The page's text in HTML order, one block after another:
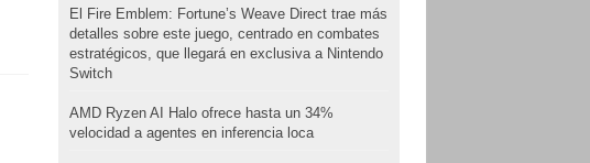
El Fire Emblem: Fortune’s Weave Direct trae más
detalles sobre este juego, centrado en combates
estratégicos, que llegará en exclusiva a Nintendo
Switch
AMD Ryzen AI Halo ofrece hasta un 34%
velocidad a agentes en inferencia loca